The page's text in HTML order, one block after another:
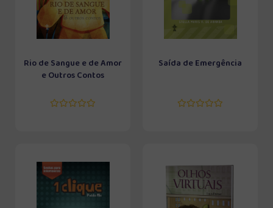
Rio de Sangue e de Amor
e Outros Contos
Saída de Emergência